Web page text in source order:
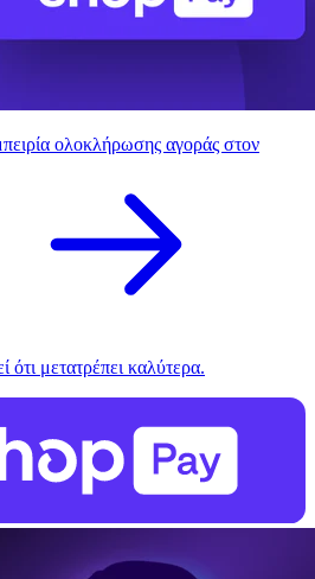
ολοκλήρωσης αγοράς στον
ότι μετατρέπει καλύτερα.